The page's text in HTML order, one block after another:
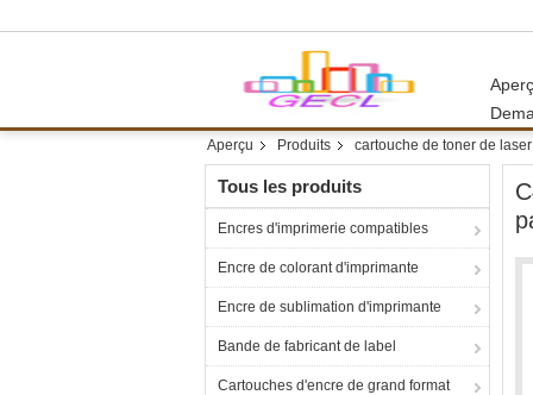
Aperçu Produits cartouche de toner de laser
Tous les produits
Encres d'imprimerie compatibles
Encre de colorant d'imprimante
Encre de sublimation d'imprimante
Bande de fabricant de label
Cartouches d'encre de grand format